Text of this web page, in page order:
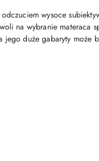
wysoce
na wybranie materaca
jego duże gabaryty może